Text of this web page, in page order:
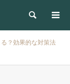
検索
？効果的な対策法